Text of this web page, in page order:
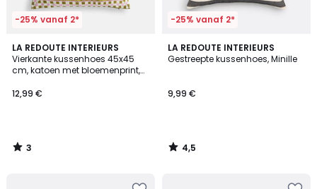
-25% vanaf 2*
LA REDOUTE INTERIEURS
Vierkante kussenhoes 45x45
cm, katoen met bloemenprint,
12,99 €
3
/
5
3
/
-25% vanaf 2*
LA REDOUTE INTERIEURS
Gestreepte kussenhoes, Minille
9,99 €
4,5
/ 5
4,5
/